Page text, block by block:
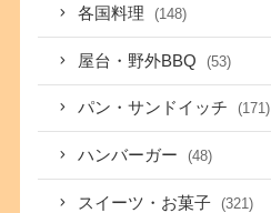
各国料理 (148)
屋台・野外BBQ (53)
パン・サンドイッチ (171)
ハンバーガー (48)
スイーツ・お菓子 (321)